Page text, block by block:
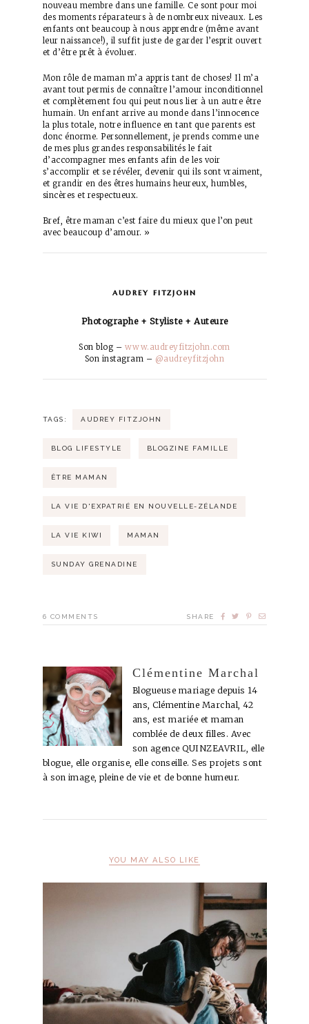
nouveau membre dans une famille. Ce sont pour moi
des moments réparateurs à de nombreux niveaux. Les
enfants ont beaucoup à nous apprendre (même avant
leur naissance!), il suffit juste de garder l’esprit ouvert
et d’être prêt à évoluer.
Mon rôle de maman m’a appris tant de choses! Il m’a
avant tout permis de connaître l’amour inconditionnel
et complètement fou qui peut nous lier à un autre être
humain. Un enfant arrive au monde dans l’innocence
la plus totale, notre influence en tant que parents est
donc énorme. Personnellement, je prends comme une
de mes plus grandes responsabilités le fait
d’accompagner mes enfants afin de les voir
s’accomplir et se révéler, devenir qui ils sont vraiment,
et grandir en des êtres humains heureux, humbles,
sincères et respectueux.
Bref, être maman c’est faire du mieux que l’on peut
avec beaucoup d’amour. »
audrey fitzjohn
Photographe + Styliste + Auteure
Son blog – www.audreyfitzjohn.com
Son instagram – @audreyfitzjohn
TAGS: AUDREY FITZJOHN
BLOG LIFESTYLE BLOGZINE FAMILLE
ÊTRE MAMAN
LA VIE D'EXPATRIÉ EN NOUVELLE-ZÉLANDE
LA VIE KIWI MAMAN
SUNDAY GRENADINE
6 COMMENTS SHARE
Clémentine Marchal
Blogueuse mariage depuis 14
ans, Clémentine Marchal, 42
ans, est mariée et maman
comblée de deux filles. Avec
son agence QUINZEAVRIL, elle
blogue, elle organise, elle conseille. Ses projets sont
à son image, pleine de vie et de bonne humeur.
YOU MAY ALSO LIKE